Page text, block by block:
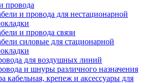
провода
и провода для нестационарной
и провода связи
силовые для стационарной
для воздушных линий
и шнуры различного назначения
кабельная, крепеж и аксессуары для